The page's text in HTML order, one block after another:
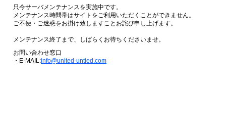
只今サーバメンテナンスを実施中です。
メンテナンス時間帯はサイトをご利用いただくことができません。
ご不便・ご迷惑をお掛け致しますことお詫び申し上げます。
メンテナンス終了まで、しばらくお待ちくださいませ。
お問い合わせ窓口
・E-MAIL:info@united-untied.com